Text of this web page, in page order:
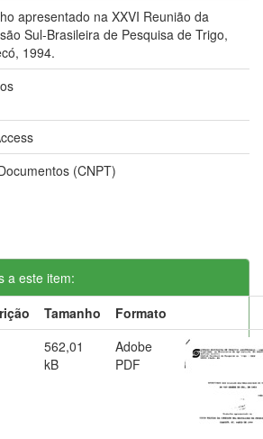
apresentado na XXVI Reunião da
Sul-Brasileira de Pesquisa de Trigo,
1994.
(CNPT)
a este item:
Tamanho
Formato
562,01
kB
Adobe
PDF